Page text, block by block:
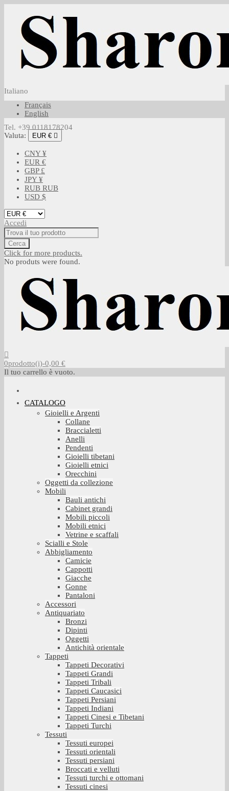
Italiano
Français
English
Tel. +39 0118178204
Valuta:
EUR € 
CNY ¥
EUR €
GBP £
JPY ¥
RUB RUB
USD $
Accedi
Cerca
Click for more products.
No produts were found.
0prodotto(i)-0,00 €
Il tuo carrello è vuoto.
CATALOGO
Gioielli e Argenti
Collane
Braccialetti
Anelli
Pendenti
Gioielli tibetani
Gioielli etnici
Orecchini
Oggetti da collezione
Mobili
Bauli antichi
Cabinet grandi
Mobili piccoli
Mobili etnici
Vetrine e scaffali
Scialli e Stole
Abbigliamento
Camicie
Cappotti
Giacche
Gonne
Pantaloni
Accessori
Antiquariato
Bronzi
Dipinti
Oggetti
Antichità orientale
Tappeti
Tappeti Decorativi
Tappeti Grandi
Tappeti Tribali
Tappeti Caucasici
Tappeti Persiani
Tappeti Indiani
Tappeti Cinesi e Tibetani
Tappeti Turchi
Tessuti
Tessuti europei
Tessuti orientali
Tessuti persiani
Broccati e velluti
Tessuti turchi e ottomani
Tessuti cinesi